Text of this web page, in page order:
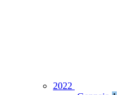
2022